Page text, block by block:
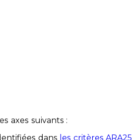
axes suivants :
dans les critères ARA25